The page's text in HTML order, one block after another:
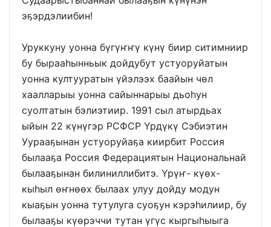
эҕэрдэлиибин!
Уруккуну уонна бүгүҥҥү күнү биир ситимниир
бу бырааһынньык дойдубут устуоруйатын
уонна култууратын үйэлээх баайын чөл
хаалларыы уонна сайыннарыы дьоһун
суолтатын бэлиэтиир. 1991 сыл атырдьах
ыйын 22 күнүгэр РСФСР Үрдүкү Сэбиэтин
Уурааҕынан устуоруйаҕа киирбит Россия
былааҕа Россия Федерациятын Национальнай
былааҕынан билиниллибитэ. Үрүҥ- күөх-
кыһыл өҥнөөх былаах улуу дойду модун
кыаҕын уонна тутулуга суоҕун кэрэһилиир, бу
былааҕы күөрэччи тутан үгүс кыргыһыыга